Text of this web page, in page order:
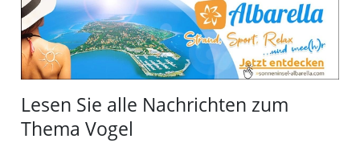
Lesen Sie alle Nachrichten zum
Thema Vogel